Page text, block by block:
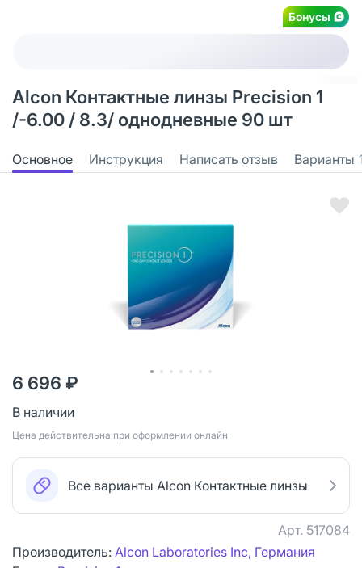
Бонусы
Alcon Контактные линзы Precision 1
/-6.00 / 8.3/ однодневные 90 шт
Основное Инструкция Написать отзыв Варианты
6 696 ₽
В наличии
Цена действительна при оформлении онлайн
Все варианты Alcon Контактные линзы
Арт. 517084
Производитель: Alcon Laboratories Inc, Германия